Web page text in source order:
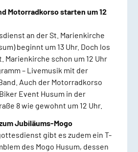
Motorradkorso starten um 12
an der St. Marienkirche
beginnt um 13 Uhr. Doch los
Marienkirche schon um 12 Uhr
– Livemusik mit der
Auch der Motorradkorso
Event Husum in der
8 wie gewohnt um 12 Uhr.
Jubiläums-Mogo
gibt es zudem ein T-
des Mogo Husum, dessen